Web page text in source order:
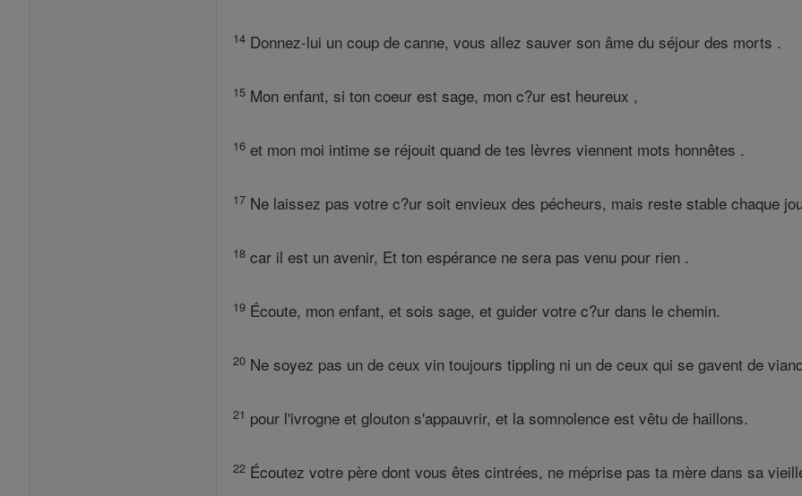
14 Donnez-lui un coup de canne, vous allez sauver son âme du séjour des morts .
15 Mon enfant, si ton coeur est sage, mon c?ur est heureux ,
16 et mon moi intime se réjouit quand de tes lèvres viennent mots honnêtes .
17 Ne laissez pas votre c?ur soit envieux des pécheurs, mais reste stable chaque
18 car il est un avenir, Et ton espérance ne sera pas venu pour rien .
19 Écoute, mon enfant, et sois sage, et guider votre c?ur dans le chemin.
20 Ne soyez pas un de ceux vin toujours tippling ni un de ceux qui se gavent de
21 pour l'ivrogne et glouton s'appauvrir, et la somnolence est vêtu de haillons.
22 Écoutez votre père dont vous êtes cintrées, ne méprise pas ta mère dans sa